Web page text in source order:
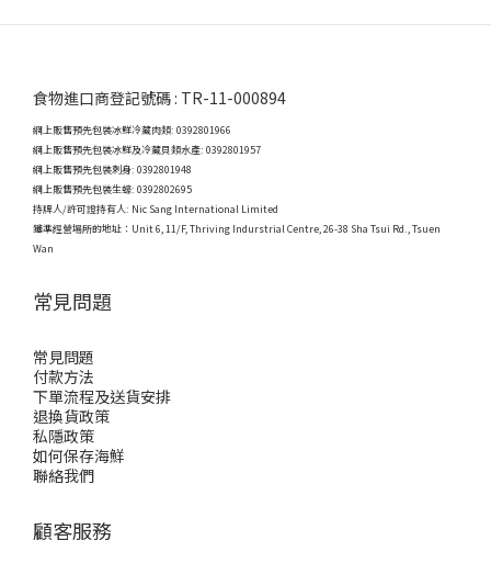
食物進口商登記號碼 : TR-11-000894
網上販售預先包裝冰鮮冷藏肉類: 0392801966
網上販售預先包裝冰鮮及冷藏貝類水產: 0392801957
網上販售預先包裝刺身: 0392801948
網上販售預先包裝生蠔: 0392802695
持牌人/許可證持有人: Nic Sang International Limited
獲準經營場所的地址： Unit 6, 11/F, Thriving Indurstrial Centre, 26-38 Sha Tsui Rd., Tsuen
Wan
常見問題
常見問題
付款方法
下單流程及送貨安排
退換貨政策
私隱政策
如何保存海鮮
聯絡我們
顧客服務